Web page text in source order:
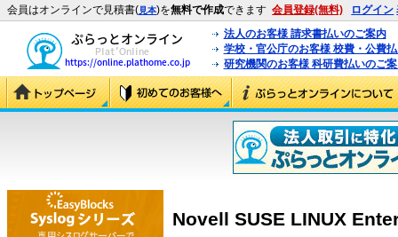
会員はオンラインで見積書(見本)を無料で作成できます 会員登録(無料) ログイン
法人のお客様 請求書払いのご案内
学校・官公庁のお客様 校費・公費
研究機関のお客様 科研費払いのご
Novell SUSE LINUX